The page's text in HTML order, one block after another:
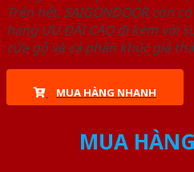
Trên hết, SAIGONDOOR còn
hàng ƯU ĐÃI CAO đi kèm với
cửa gỗ và cả phân khúc giá
MUA HÀNG NHANH
MUA